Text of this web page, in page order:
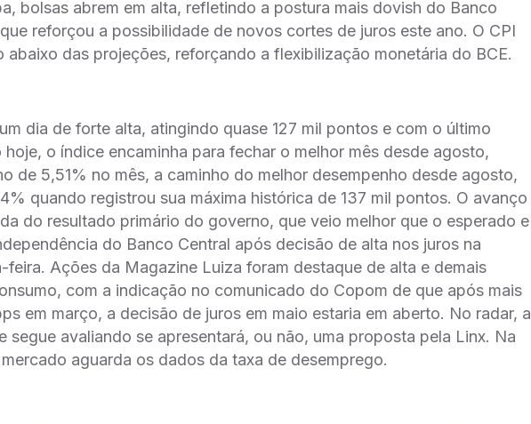
bolsas abrem em alta, refletindo a postura mais dovish do Banco
reforçou a possibilidade de novos cortes de juros este ano. O CPI
abaixo das projeções, reforçando a flexibilização monetária do BCE.
dia de forte alta, atingindo quase 127 mil pontos e com o último
hoje, o índice encaminha para fechar o melhor mês desde agosto,
de 5,51% no mês, a caminho do melhor desempenho desde agosto,
quando registrou sua máxima histórica de 137 mil pontos. O avanço
do resultado primário do governo, que veio melhor que o esperado e
do Banco Central após decisão de alta nos juros na
feira. Ações da Magazine Luiza foram destaque de alta e demais
com a indicação no comunicado do Copom de que após mais
em março, a decisão de juros em maio estaria em aberto. No radar, a
segue avaliando se apresentará, ou não, uma proposta pela Linx. Na
aguarda os dados da taxa de desemprego.